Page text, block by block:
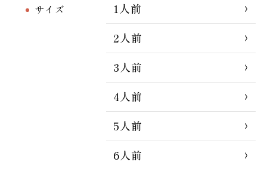
サイズ
1人前
2人前
3人前
4人前
5人前
6人前